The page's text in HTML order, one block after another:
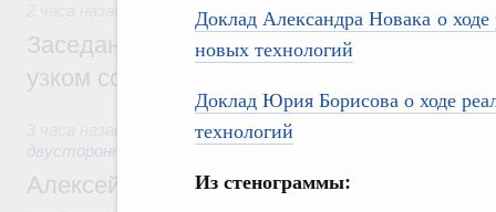
Доклад Александра Новака о
новых технологий
Доклад Юрия Борисова о ходе
технологий
Из стенограммы:
Евразийский экономический союз.
Заседание Евразийского
узком составе
Экономические отношения с зарубежными
двусторонней основе
Алексей Оверчук провёл рабочую